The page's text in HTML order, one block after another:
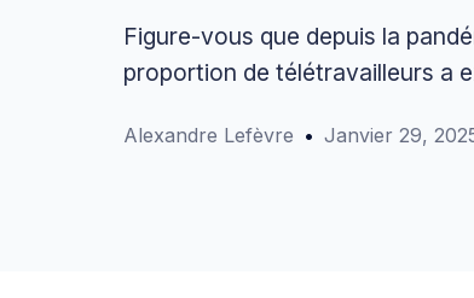
Figure-vous que depuis la
proportion de télétravailleurs a
Alexandre Lefèvre Janvier 29,